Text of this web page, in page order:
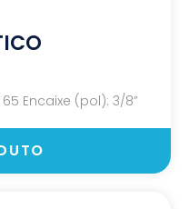
Encaixe (pol): 3/8”